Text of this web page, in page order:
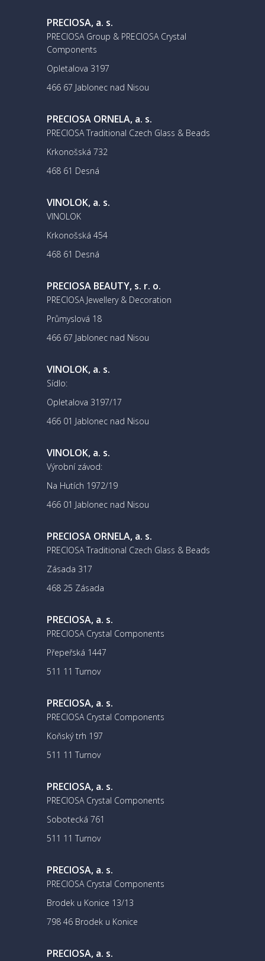
PRECIOSA, a. s.
PRECIOSA Group & PRECIOSA Crystal
Components
Opletalova 3197
466 67 Jablonec nad Nisou
PRECIOSA ORNELA, a. s.
PRECIOSA Traditional Czech Glass & Beads
Krkonošská 732
468 61 Desná
VINOLOK, a. s.
VINOLOK
Krkonošská 454
468 61 Desná
PRECIOSA BEAUTY, s. r. o.
PRECIOSA Jewellery & Decoration
Průmyslová 18
466 67 Jablonec nad Nisou
VINOLOK, a. s.
Sídlo:
Opletalova 3197/17
466 01 Jablonec nad Nisou
VINOLOK, a. s.
Výrobní závod:
Na Hutích 1972/19
466 01 Jablonec nad Nisou
PRECIOSA ORNELA, a. s.
PRECIOSA Traditional Czech Glass & Beads
Zásada 317
468 25 Zásada
PRECIOSA, a. s.
PRECIOSA Crystal Components
Přepeřská 1447
511 11 Turnov
PRECIOSA, a. s.
PRECIOSA Crystal Components
Koňský trh 197
511 11 Turnov
PRECIOSA, a. s.
PRECIOSA Crystal Components
Sobotecká 761
511 11 Turnov
PRECIOSA, a. s.
PRECIOSA Crystal Components
Brodek u Konice 13/13
798 46 Brodek u Konice
PRECIOSA, a. s.